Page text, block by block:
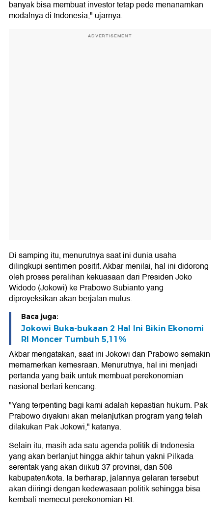
banyak bisa membuat investor tetap pede menanamkan
modalnya di Indonesia," ujarnya.
ADVERTISEMENT
Di samping itu, menurutnya saat ini dunia usaha
dilingkupi sentimen positif. Akbar menilai, hal ini didorong
oleh proses peralihan kekuasaan dari Presiden Joko
Widodo (Jokowi) ke Prabowo Subianto yang
diproyeksikan akan berjalan mulus.
Baca juga:
Jokowi Buka-bukaan 2 Hal Ini Bikin Ekonomi
RI Moncer Tumbuh 5,11%
Akbar mengatakan, saat ini Jokowi dan Prabowo semakin
memamerkan kemesraan. Menurutnya, hal ini menjadi
pertanda yang baik untuk membuat perekonomian
nasional berlari kencang.
"Yang terpenting bagi kami adalah kepastian hukum. Pak
Prabowo diyakini akan melanjutkan program yang telah
dilakukan Pak Jokowi," katanya.
Selain itu, masih ada satu agenda politik di Indonesia
yang akan berlanjut hingga akhir tahun yakni Pilkada
serentak yang akan diikuti 37 provinsi, dan 508
kabupaten/kota. Ia berharap, jalannya gelaran tersebut
akan diiringi dengan kedewasaan politik sehingga bisa
kembali memecut perekonomian RI.